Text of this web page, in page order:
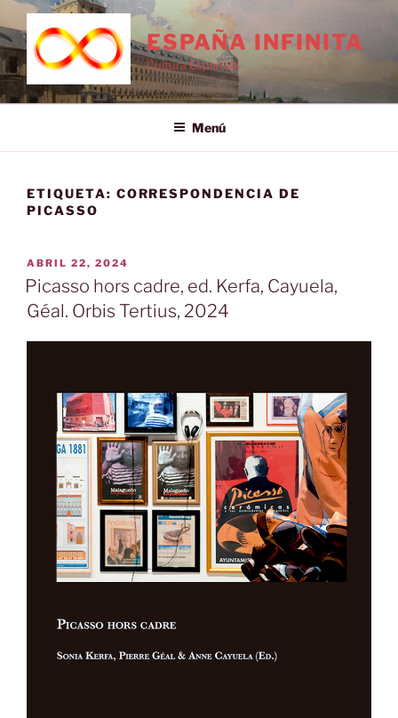
Saltar
al
contenido
ESPAÑA INFINITA
Cultura Española
Menú
ETIQUETA: CORRESPONDENCIA DE
PICASSO
PUBLICADO
EL
ABRIL 22, 2024
Picasso hors cadre, ed. Kerfa, Cayuela,
Géal. Orbis Tertius, 2024